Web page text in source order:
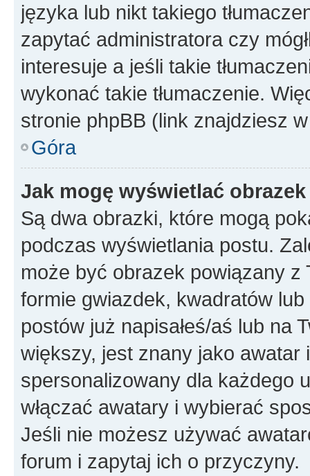
języka lub nikt takiego
zapytać administratora czy
interesuje a jeśli takie
wykonać takie tłumaczenie.
stronie phpBB (link znajdziesz
Góra
Jak mogę wyświetlać
Są dwa obrazki, które mogą
podczas wyświetlania postu.
może być obrazek powiązany z
formie gwiazdek, kwadratów
postów już napisałeś/aś lub na
większy, jest znany jako
spersonalizowany dla każdego
włączać awatary i wybierać
Jeśli nie możesz używać
forum i zapytaj ich o przyczyny.